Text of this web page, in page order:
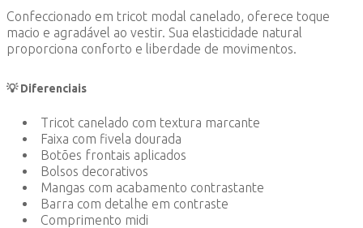
Confeccionado em tricot modal canelado, oferece toque
macio e agradável ao vestir. Sua elasticidade natural
proporciona conforto e liberdade de movimentos.
💡 Diferenciais
Tricot canelado com textura marcante
Faixa com fivela dourada
Botões frontais aplicados
Bolsos decorativos
Mangas com acabamento contrastante
Barra com detalhe em contraste
Comprimento midi